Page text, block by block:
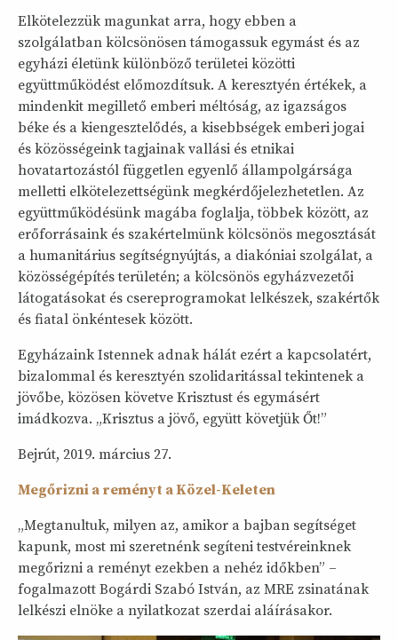
Elkötelezzük magunkat arra, hogy ebben a
szolgálatban kölcsönösen támogassuk egymást és az
egyházi életünk különböző területei közötti
együttműködést előmozdítsuk. A keresztyén értékek, a
mindenkit megillető emberi méltóság, az igazságos
béke és a kiengesztelődés, a kisebbségek emberi jogai
és közösségeink tagjainak vallási és etnikai
hovatartozástól független egyenlő állampolgársága
melletti elkötelezettségünk megkérdőjelezhetetlen. Az
együttműködésünk magába foglalja, többek között, az
erőforrásaink és szakértelmünk kölcsönös megosztását
a humanitárius segítségnyújtás, a diakóniai szolgálat, a
közösségépítés területén; a kölcsönös egyházvezetői
látogatásokat és csereprogramokat lelkészek, szakértők
és fiatal önkéntesek között.
Egyházaink Istennek adnak hálát ezért a kapcsolatért,
bizalommal és keresztyén szolidaritással tekintenek a
jövőbe, közösen követve Krisztust és egymásért
imádkozva. „Krisztus a jövő, együtt követjük Őt!”
Bejrút, 2019. március 27.
Megőrizni a reményt a Közel-Keleten
„Megtanultuk, milyen az, amikor a bajban segítséget
kapunk, most mi szeretnénk segíteni testvéreinknek
megőrizni a reményt ezekben a nehéz időkben” –
fogalmazott Bogárdi Szabó István, az MRE zsinatának
lelkészi elnöke a nyilatkozat szerdai aláírásakor.